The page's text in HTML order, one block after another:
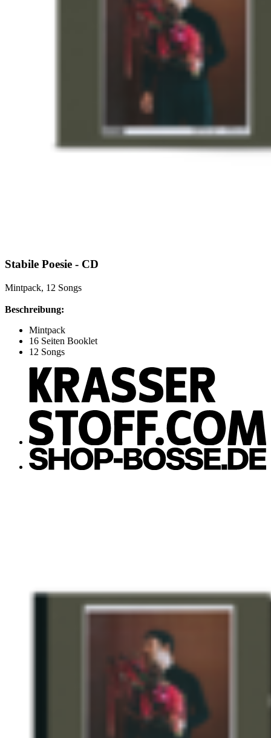
Stabile Poesie - CD
Mintpack, 12 Songs
Beschreibung:
Mintpack
16 Seiten Booklet
12 Songs